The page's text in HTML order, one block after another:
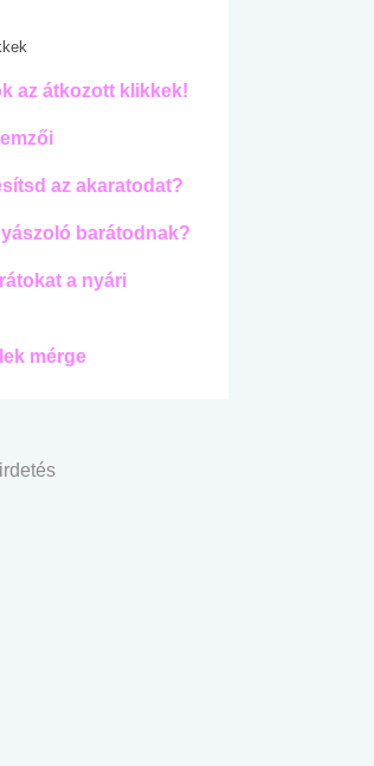
az átkozott klikkek!
az akaratodat?
barátodnak?
a nyári
mérge